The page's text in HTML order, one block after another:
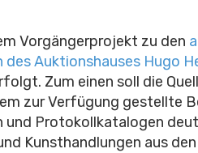
Vorgängerprojekt zu den
des Auktionshauses Hugo
Zum einen soll die
zur Verfügung gestellte
und Protokollkatalogen
Kunsthandlungen aus